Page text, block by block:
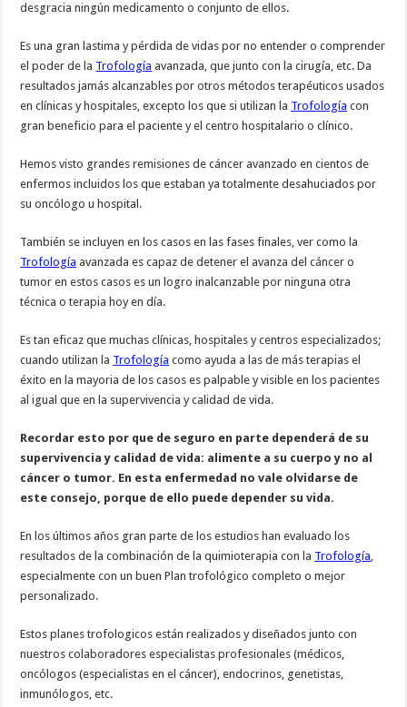
desgracia ningún medicamento o conjunto de ellos.
Es una gran lastima y pérdida de vidas por no entender o comprender
el poder de la Trofología avanzada, que junto con la cirugía, etc. Da
resultados jamás alcanzables por otros métodos terapéuticos usados
en clínicas y hospitales, excepto los que si utilizan la Trofología con
gran beneficio para el paciente y el centro hospitalario o clínico.
Hemos visto grandes remisiones de cáncer avanzado en cientos de
enfermos incluidos los que estaban ya totalmente desahuciados por
su oncólogo u hospital.
También se incluyen en los casos en las fases finales, ver como la
Trofología avanzada es capaz de detener el avanza del cáncer o
tumor en estos casos es un logro inalcanzable por ninguna otra
técnica o terapia hoy en día.
Es tan eficaz que muchas clínicas, hospitales y centros especializados;
cuando utilizan la Trofología como ayuda a las de más terapias el
éxito en la mayoria de los casos es palpable y visible en los pacientes
al igual que en la supervivencia y calidad de vida.
Recordar esto por que de seguro en parte dependerá de su
supervivencia y calidad de vida: alimente a su cuerpo y no al
cáncer o tumor. En esta enfermedad no vale olvidarse de
este consejo, porque de ello puede depender su vida.
En los últimos años gran parte de los estudios han evaluado los
resultados de la combinación de la quimioterapia con la Trofología,
especialmente con un buen Plan trofológico completo o mejor
personalizado.
Estos planes trofologicos están realizados y diseñados junto con
nuestros colaboradores especialistas profesionales (médicos,
oncólogos (especialistas en el cáncer), endocrinos, genetistas,
inmunólogos, etc.